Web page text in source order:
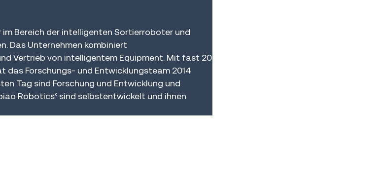
Bereich der intelligenten Sortierroboter und
Das Unternehmen kombiniert
Vertrieb von intelligentem Equipment. Mit fast 20
Forschungs- und Entwicklungsteam 2014
Tag sind Forschung und Entwicklung und
Robotics‘ sind selbstentwickelt und ihnen